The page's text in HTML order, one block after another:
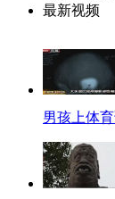
最新视频
男孩上体